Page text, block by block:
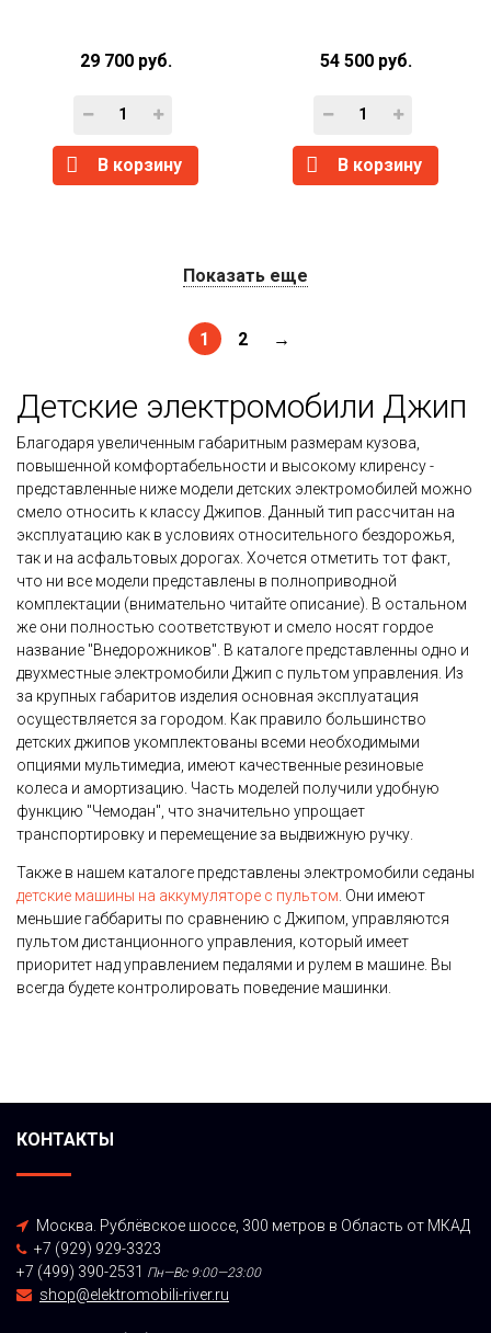
29 700 руб.
В корзину
54 500 руб.
В корзину
Показать еще
1 2 →
Детские электромобили Джип
Благодаря увеличенным габаритным размерам кузова,
повышенной комфортабельности и высокому клиренсу -
представленные ниже модели детских электромобилей можно
смело относить к классу Джипов. Данный тип рассчитан на
эксплуатацию как в условиях относительного бездорожья,
так и на асфальтовых дорогах. Хочется отметить тот факт,
что ни все модели представлены в полноприводной
комплектации (внимательно читайте описание). В остальном
же они полностью соответствуют и смело носят гордое
название "Внедорожников". В каталоге представленны одно и
двухместные электромобили Джип с пультом управления. Из
за крупных габаритов изделия основная эксплуатация
осуществляется за городом. Как правило большинство
детских джипов укомплектованы всеми необходимыми
опциями мультимедиа, имеют качественные резиновые
колеса и амортизацию. Часть моделей получили удобную
функцию "Чемодан", что значительно упрощает
транспортировку и перемещение за выдвижную ручку.
Также в нашем каталоге представлены электромобили седаны
детские машины на аккумуляторе с пультом . Они имеют
меньшие габбариты по сравнению с Джипом, управляются
пультом дистанционного управления, который имеет
приоритет над управлением педалями и рулем в машине. Вы
всегда будете контролировать поведение машинки.
КОНТАКТЫ
Москва. Рублёвское шоссе, 300 метров в Область от МКАД
+7 (929) 929-3323
+7 (499) 390-2531 Пн—Вс 9:00—23:00
shop@elektromobili-river.ru